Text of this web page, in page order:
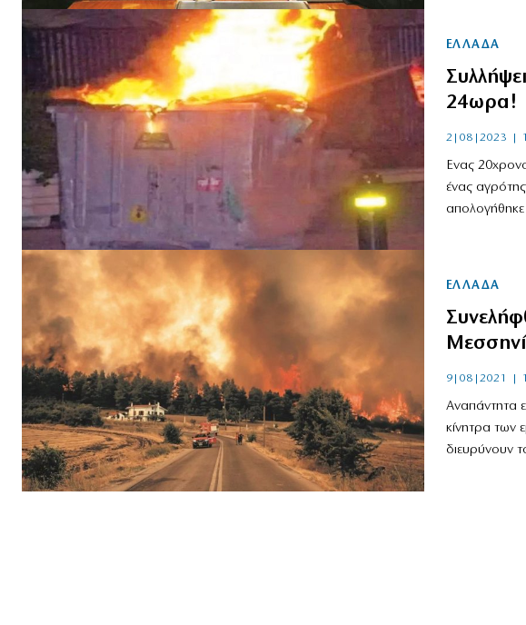
ΕΛΛΑΔΑ
24ωρα!
2|08|2023 |
Ενας
ένας
ΕΛΛΑΔΑ
9|08|2021 |
Αναπάντητα
κίνητρα των
διευρύνουν